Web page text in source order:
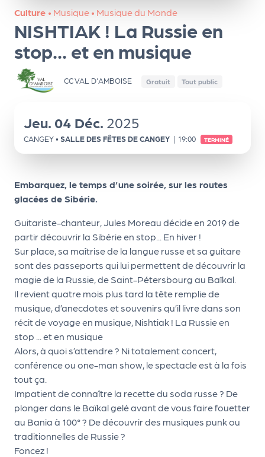
Culture • Musique • Musique du Monde
NISHTIAK ! La Russie en
stop... et en musique
CC VAL D'AMBOISE Gratuit Tout public
Jeu. 04 Déc. 2025
CANGEY • SALLE DES FÊTES DE CANGEY | 19:00 TERMINÉ
Embarquez, le temps d’une soirée, sur les routes
glacées de Sibérie.
Guitariste-chanteur, Jules Moreau décide en 2019 de
partir découvrir la Sibérie en stop... En hiver !
Sur place, sa maîtrise de la langue russe et sa guitare
sont des passeports qui lui permettent de découvrir la
magie de la Russie, de Saint-Pétersbourg au Baïkal.
Il revient quatre mois plus tard la tête remplie de
musique, d’anecdotes et souvenirs qu’il livre dans son
récit de voyage en musique, Nishtiak ! La Russie en
stop ... et en musique
Alors, à quoi s’attendre ? Ni totalement concert,
conférence ou one-man show, le spectacle est à la fois
tout ça.
Impatient de connaître la recette du soda russe ? De
plonger dans le Baïkal gelé avant de vous faire fouetter
au Bania à 100° ? De découvrir des musiques punk ou
traditionnelles de Russie ?
Foncez !
ns
PR
O
G!
PR
G!
Le
g
vr
e
le
PR
O
G!
N
os
se
rvi
ce
s